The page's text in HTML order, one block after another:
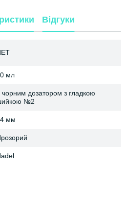
Відгуки
мл
чорним дозатором з гладкою
№2
мм